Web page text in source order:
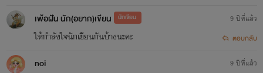
เพ้อฝัน นัก(อยาก)เขียน นักเขียน
ให้กำลังใจนักเขียนกันบ้างนะคะ
9 ปีที่แล้ว
ตอบกลับ
noi
9 ปีที่แล้ว